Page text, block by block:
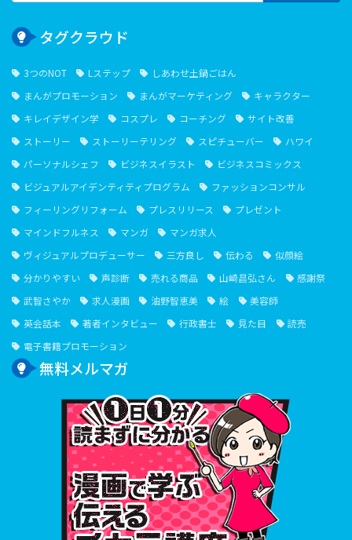
タグクラウド
3つのNOT Lステップ
しあわせ土鍋ごはん
まんがプロモーション
まんがマーケティング
キャラクター
キレイデザイン学
コスプレ コーチング
サイト改善
ストーリー
ストーリーテリング スピチューバー
ハワイ
パーソナルシェフ
ビジネスイラスト
ビジネスコミックス
ビジュアルアイデンティティプログラム
ファッションコンサル
フィーリングリフォーム
プレスリリース
プレゼント
マインドフルネス
マンガ
マンガ求人
ヴィジュアルプロデューサー
三方良し 伝わる
似顔絵
分かりやすい
声診断 売れる商品 山崎昌弘さん
感謝祭
武智さやか
求人漫画 油野智恵美 絵
美容師
英会話本
著者インタビュー 行政書士 見た目
読売
電子書籍プロモーション
無料メルマガ